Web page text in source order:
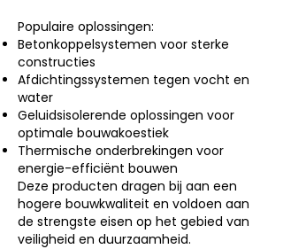
Populaire oplossingen:
Betonkoppelsystemen voor sterke
constructies
Afdichtingssystemen tegen vocht en
water
Geluidsisolerende oplossingen voor
optimale bouwakoestiek
Thermische onderbrekingen voor
energie-efficiënt bouwen
Deze producten dragen bij aan een
hogere bouwkwaliteit en voldoen aan
de strengste eisen op het gebied van
veiligheid en duurzaamheid.